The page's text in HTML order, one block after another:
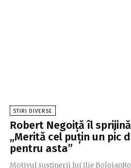
STIRI DIVERSE
Robert Negoiță îl
„Merită cel puțin un pic
pentru asta”
Motivul susținerii lui Ilie